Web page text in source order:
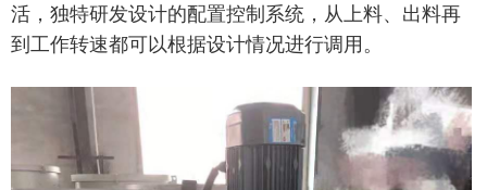
活，独特研发设计的配置控制系统，从上料、出料再
到工作转速都可以根据设计情况进行调用。